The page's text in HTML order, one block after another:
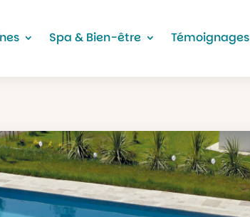
Spa & Bien-être Témoignages